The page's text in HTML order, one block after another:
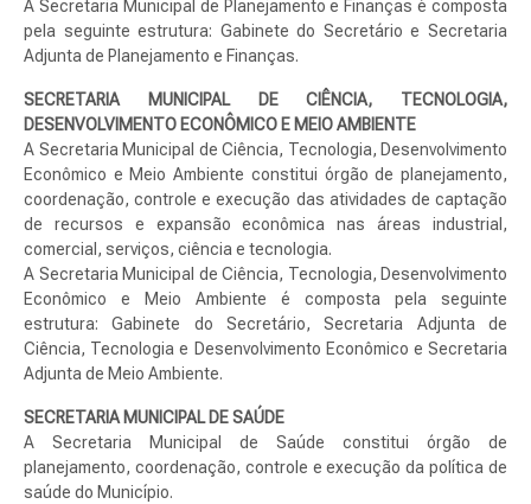
A Secretaria Municipal de Planejamento e Finanças é composta
pela seguinte estrutura: Gabinete do Secretário e Secretaria
Adjunta de Planejamento e Finanças.
SECRETARIA MUNICIPAL DE CIÊNCIA, TECNOLOGIA,
DESENVOLVIMENTO ECONÔMICO E MEIO AMBIENTE
A Secretaria Municipal de Ciência, Tecnologia, Desenvolvimento
Econômico e Meio Ambiente constitui órgão de planejamento,
coordenação, controle e execução das atividades de captação
de recursos e expansão econômica nas áreas industrial,
comercial, serviços, ciência e tecnologia.
A Secretaria Municipal de Ciência, Tecnologia, Desenvolvimento
Econômico e Meio Ambiente é composta pela seguinte
estrutura: Gabinete do Secretário, Secretaria Adjunta de
Ciência, Tecnologia e Desenvolvimento Econômico e Secretaria
Adjunta de Meio Ambiente.
SECRETARIA MUNICIPAL DE SAÚDE
A Secretaria Municipal de Saúde constitui órgão de
planejamento, coordenação, controle e execução da política de
saúde do Município.